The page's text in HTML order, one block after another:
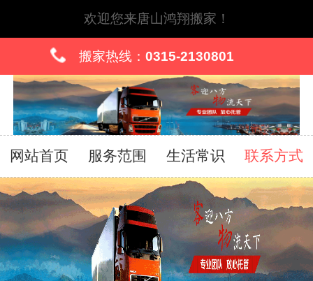
欢迎您来唐山鸿翔搬家！
搬家热线： 0315-2130801
网站首页 服务范围 生活常识 联系方式